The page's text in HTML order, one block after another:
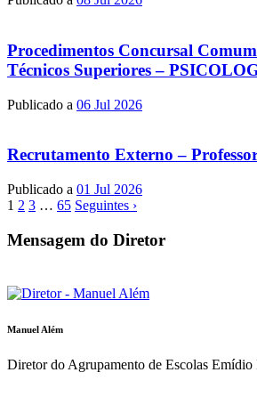
Procedimentos Concursal
Técnicos Superiores –
Publicado a 06 Jul 2026
Recrutamento Externo –
Publicado a 01 Jul 2026
1 2 3 … 65 Seguintes ›
Mensagem do Diretor
Manuel Além
Diretor do Agrupamento de Escolas Emídio